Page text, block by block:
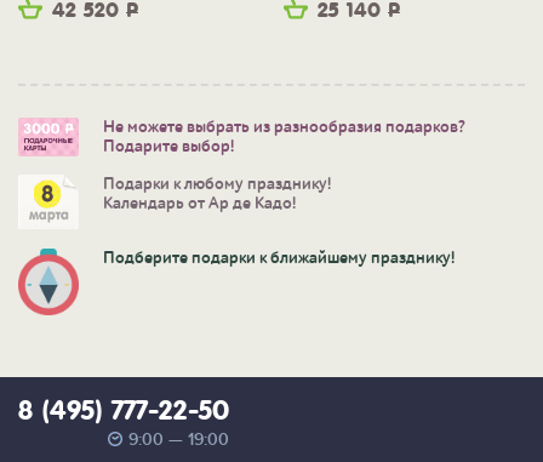
42 520 Р
25 140 Р
Не можете выбрать из разнообразия подарков?
Подарите выбор!
Подарки к любому празднику!
Календарь от Ар де Кадо!
Подберите подарки к ближайшему празднику!
8 (495) 777-22-50
9:00 — 19:00